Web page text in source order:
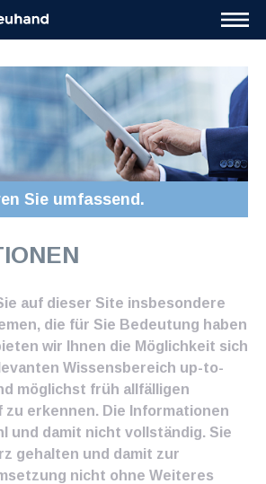
Sie umfassend.
auf dieser Site insbesondere
die für Sie Bedeutung haben
wir Ihnen die Möglichkeit sich
Wissensbereich up-to-
möglichst früh allfälligen
zu erkennen. Die Informationen
und damit nicht vollständig. Sie
gehalten und damit zur
nicht ohne Weiteres